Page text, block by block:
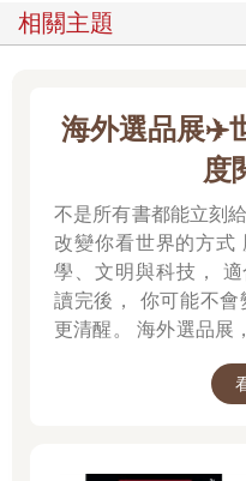
業，但要充電還是要靠跟一
以我為例，我在台上看起來
電。我喜歡幫助人，但互動
僚，則完全不同。他們上台
種內向者，往往討厭閒談，
義的談話」。今天是來搞定
內向者有個掩飾不了的特質
在發言之前會先深思熟慮。
久才能回答問題，所以我們
我們內向者討厭閒聊，往往
至無禮的印象。其實我們不
相關主題
海外選品展✈️
度
不是所有書都能立刻
改變你看世界的方式 歷史、哲學、政治、心理
學、文明與科技， 適
讀完後， 你可能不
更清醒。 海外選品展，1折起 限量空運商品，先